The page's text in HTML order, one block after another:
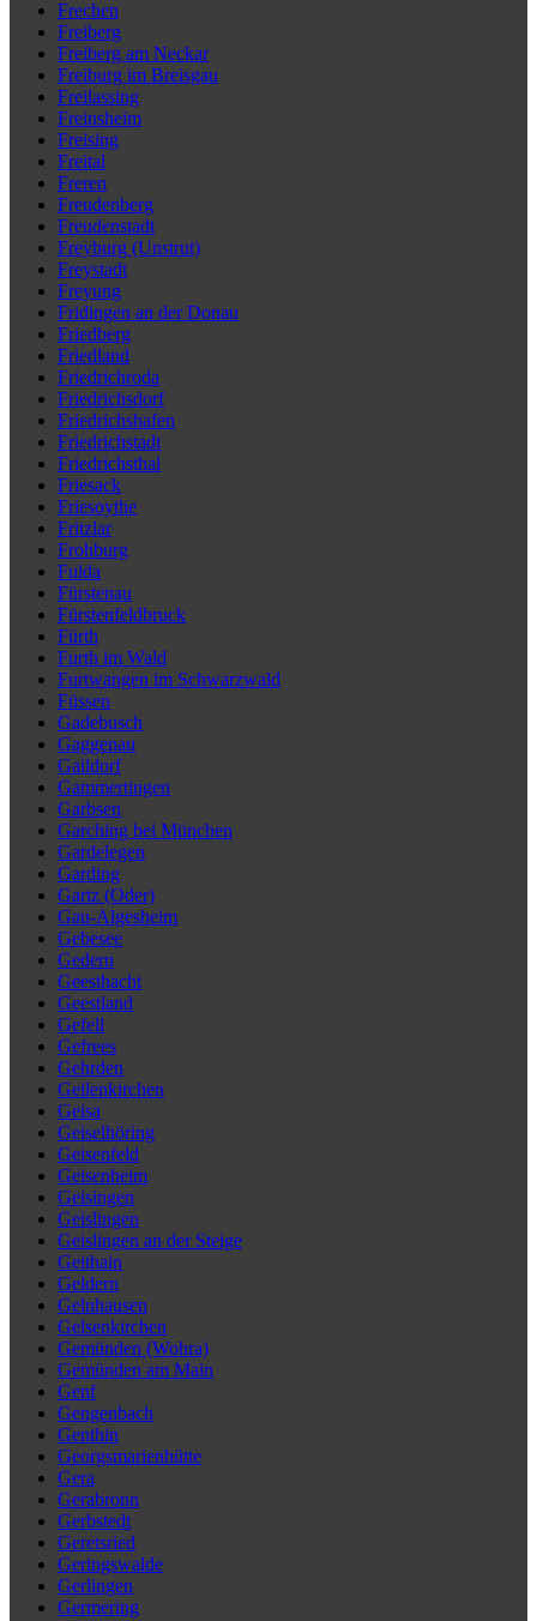
Frechen
Freiberg
Freiberg am Neckar
Freiburg im Breisgau
Freilassing
Freinsheim
Freising
Freital
Freren
Freudenberg
Freudenstadt
Freyburg (Unstrut)
Freystadt
Freyung
Fridingen an der Donau
Friedberg
Friedland
Friedrichroda
Friedrichsdorf
Friedrichshafen
Friedrichstadt
Friedrichsthal
Friesack
Friesoythe
Fritzlar
Frohburg
Fulda
Fürstenau
Fürstenfeldbruck
Fürth
Furth im Wald
Furtwangen im Schwarzwald
Füssen
Gadebusch
Gaggenau
Gaildorf
Gammertingen
Garbsen
Garching bei München
Gardelegen
Garding
Gartz (Oder)
Gau-Algesheim
Gebesee
Gedern
Geesthacht
Geestland
Gefell
Gefrees
Gehrden
Geilenkirchen
Geisa
Geiselhöring
Geisenfeld
Geisenheim
Geisingen
Geislingen
Geislingen an der Steige
Geithain
Geldern
Gelnhausen
Gelsenkirchen
Gemünden (Wohra)
Gemünden am Main
Genf
Gengenbach
Genthin
Georgsmarienhütte
Gera
Gerabronn
Gerbstedt
Geretsried
Geringswalde
Gerlingen
Germering